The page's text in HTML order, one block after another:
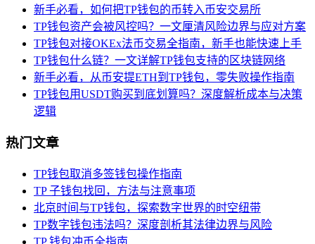
新手必看，如何把TP钱包的币转入币安交易所
TP钱包资产会被风控吗？一文厘清风险边界与应对方案
TP钱包对接OKEx法币交易全指南，新手也能快速上手
TP钱包什么链？一文详解TP钱包支持的区块链网络
新手必看，从币安提ETH到TP钱包，零失败操作指南
TP钱包用USDT购买到底划算吗？深度解析成本与决策
逻辑
热门文章
TP钱包取消多签钱包操作指南
TP 子钱包找回，方法与注意事项
北京时间与TP钱包，探索数字世界的时空纽带
TP数字钱包违法吗？深度剖析其法律边界与风险
TP 钱包冲币全指南